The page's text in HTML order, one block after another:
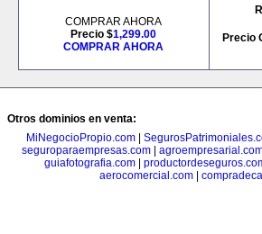
COMPRAR AHORA
Precio $1,299.00
COMPRAR AHORA
Precio
Otros dominios en venta:
MiNegocioPropio.com|
seguroparaempresas.com
guiafotografia.com
aerocomercial.com|